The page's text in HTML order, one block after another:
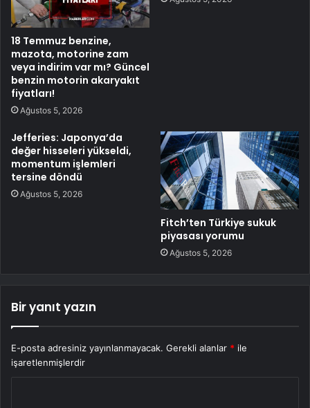
18 Temmuz benzine,
mazota, motorine zam
veya indirim var mı? Güncel
benzin motorin akaryakıt
fiyatları!
Ağustos 5, 2026
Jefferies: Japonya’da
değer hisseleri yükseldi,
momentum işlemleri
tersine döndü
Ağustos 5, 2026
Fitch’ten Türkiye sukuk
piyasası yorumu
Ağustos 5, 2026
Bir yanıt yazın
E-posta adresiniz yayınlanmayacak. Gerekli alanlar * ile
işaretlenmişlerdir